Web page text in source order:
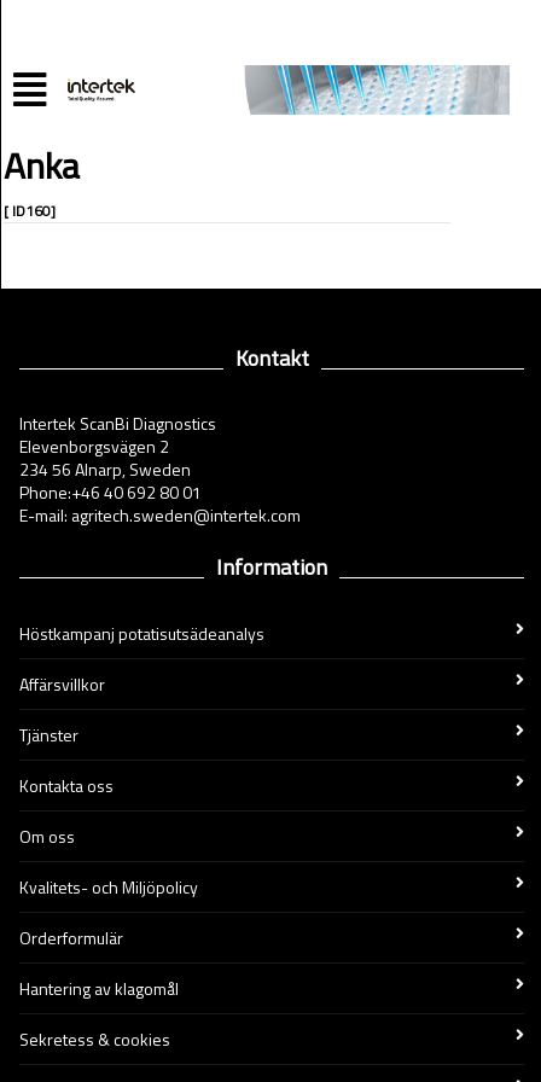
Anka
[ ID160]
Kontakt
Intertek ScanBi Diagnostics
Elevenborgsvägen 2
234 56 Alnarp, Sweden
Phone:+46 40 692 80 01
E-mail: agritech.sweden@intertek.com
Information
Höstkampanj potatisutsädeanalys
Affärsvillkor
Tjänster
Kontakta oss
Om oss
Kvalitets- och Miljöpolicy
Orderformulär
Hantering av klagomål
Sekretess & cookies